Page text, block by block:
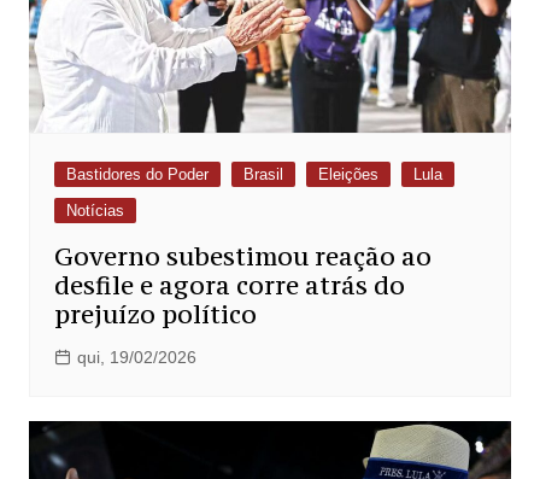
Bastidores do Poder Brasil Eleições
Lula
Notícias
Governo subestimou reação ao
desfile e agora corre atrás do
prejuízo político
qui, 19/02/2026